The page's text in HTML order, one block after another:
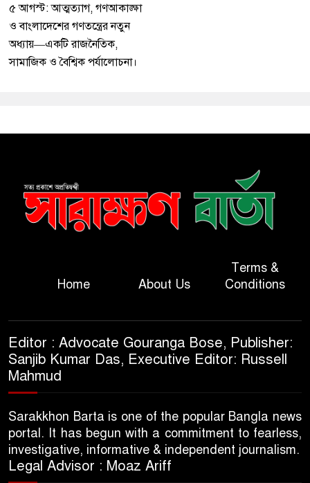
৫ আগস্ট: আত্মত্যাগ, গণআকাঙ্ক্ষা
ও বাংলাদেশের গণতন্ত্রের নতুন
অধ্যায়—একটি রাজনৈতিক,
সামাজিক ও বৈশ্বিক পর্যালোচনা।
Home About Us
Terms &
Conditions
Editor : Advocate Gouranga Bose, Publisher:
Sanjib Kumar Das, Executive Editor: Russell
Mahmud
Sarakkhon Barta is one of the popular Bangla news
portal. It has begun with a commitment to fearless,
investigative, informative & independent journalism.
Legal Advisor : Moaz Ariff